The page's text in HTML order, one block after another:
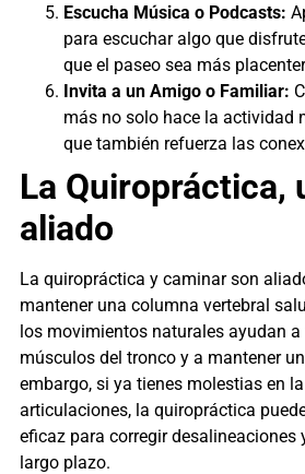
Escucha Música o Podcasts:
para escuchar algo que
que el paseo sea más
Invita a un Amigo o Familiar:
más no solo hace la actividad
que también refuerza las
La Quiropráctica,
aliado
La quiropráctica y caminar son
mantener una columna vertebral
los movimientos naturales ayudan
músculos del tronco y a mantener
embargo, si ya tienes molestias en
articulaciones, la quiropráctica
eficaz para corregir desalineaciones
largo plazo.